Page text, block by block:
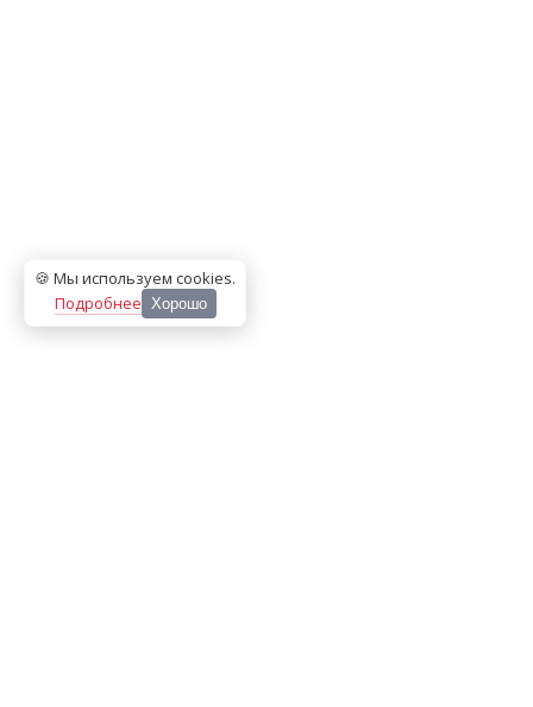
🍪 Мы используем cookies.
Подробнее Хорошо